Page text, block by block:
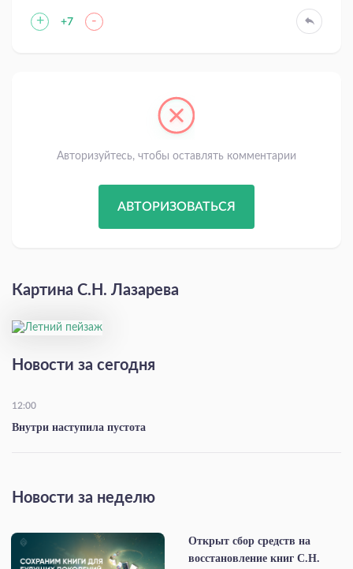
+ +7 -
Авторизуйтесь, чтобы оставлять комментарии
АВТОРИЗОВАТЬСЯ
Картина С.Н. Лазарева
Новости за сегодня
12:00
Внутри наступила пустота
Новости за неделю
Открыт сбор средств на
восстановление книг С.Н.